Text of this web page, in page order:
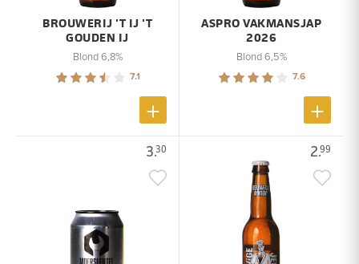
BROUWERIJ 'T IJ 'T
GOUDEN IJ
Blond 6,8%
7.1
ASPRO VAKMANSJAP
2026
Blond 6,5%
7.6
3.30 2.99